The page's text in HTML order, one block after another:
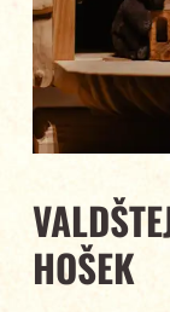
HOŠEK